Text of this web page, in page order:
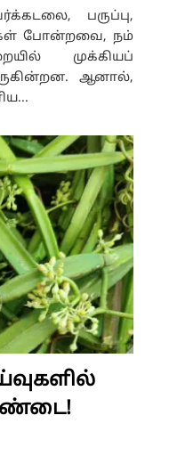
பருப்பு,
போன்றவை, நம்
முக்கியப்
ஆனால்,